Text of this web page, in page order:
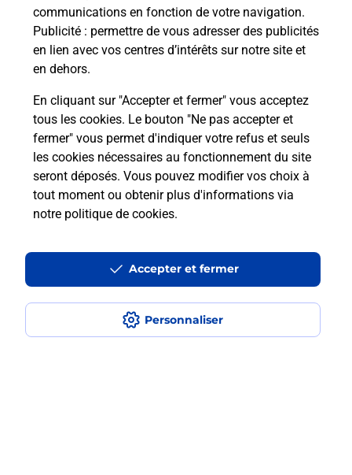
communications en fonction de votre navigation.
Publicité : permettre de vous adresser des publicités
en lien avec vos centres d’intérêts sur notre site et
en dehors.
En cliquant sur "Accepter et fermer" vous acceptez
tous les cookies. Le bouton "Ne pas accepter et
fermer" vous permet d'indiquer votre refus et seuls
les cookies nécessaires au fonctionnement du site
seront déposés. Vous pouvez modifier vos choix à
tout moment ou obtenir plus d'informations via
notre politique de cookies.
Personnaliser
Accepter et fermer
En savoir plus
Questions fréquemment posées
Comment retourner un colis acheté
en ligne depuis votre boîte aux lettres
Comment envoyer un colis ou faire un
retour chez un e-commerçant sans se
déplacer ?
Envoyer un petit colis au meilleur